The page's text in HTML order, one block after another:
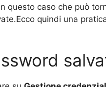
questo caso che può
quindi una